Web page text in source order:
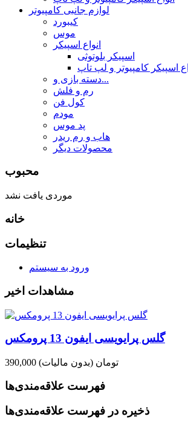
لوازم جانبی کامپیوتر
کیبورد
موس
انواع اسپیکر
اسپیکر بلوتوثی
اسپیکر کامپیوتر و لپ تاپ
دسته بازی و...
رم و فلش
کول فن
مودم
پد موس
هاب و رم ریدر
محصولات دیگر
محبوب
موردی یافت نشد
خانه
تنظیمات
ورود به سیستم
مشاهدات اخیر
گلس پرایویسی ایفون 13 پرومکس
390,000 تومان (بدون مالیات)
فهرست علاقه‌مندی‌ها
ذخیره در فهرست علاقه‌مندی‌ها